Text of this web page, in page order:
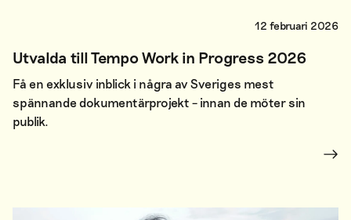
12 februari 2026
Utvalda till Tempo Work in Progress 2026
Få en exklusiv inblick i några av Sveriges mest
spännande dokumentärprojekt – innan de möter sin
publik.